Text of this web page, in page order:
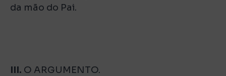
da mão do Pai.
III. O ARGUMENTO.